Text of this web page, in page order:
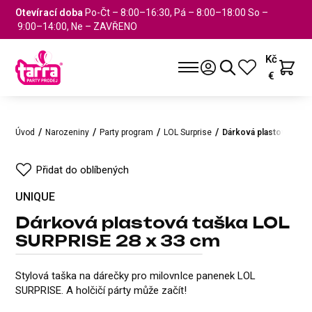
Otevírací doba Po-Čt – 8:00–16:30, Pá – 8:00–18:00 So –
9:00–14:00, Ne – ZAVŘENO
Kč
€
Úvod Narozeniny Party program LOL Surprise Dárková plastová
Přidat do oblíbených
UNIQUE
Dárková plastová taška LOL
SURPRISE 28 x 33 cm
Stylová taška na dárečky pro milovnIce panenek LOL
SURPRISE. A holčičí párty může začít!